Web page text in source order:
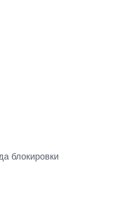
блокировки